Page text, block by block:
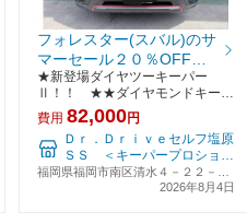
フォレスター(スバル)のサ
マーセール２０％OFF★
ダイヤ2キーパー【ダイヤ
モンドキーパーの２倍の
ツヤ！】
★新登場ダイヤツーキーパー
Ⅱ！！ ★★ダイヤモンドキーパ
ーの2倍の艶と新たに自浄効果を
身に着け今回、施工させて頂きま
した。お車 （スバル フォレス
タ－ ）サイズＬＬ艶がしっかり
でうっとりしてしまいま
費用 82,000円
Ｄｒ．Ｄｒｉｖｅセルフ塩原
ＳＳ ＜キーパープロショッ
プ＞
福岡県福岡市南区清水４－２２－２
2026年8月4日